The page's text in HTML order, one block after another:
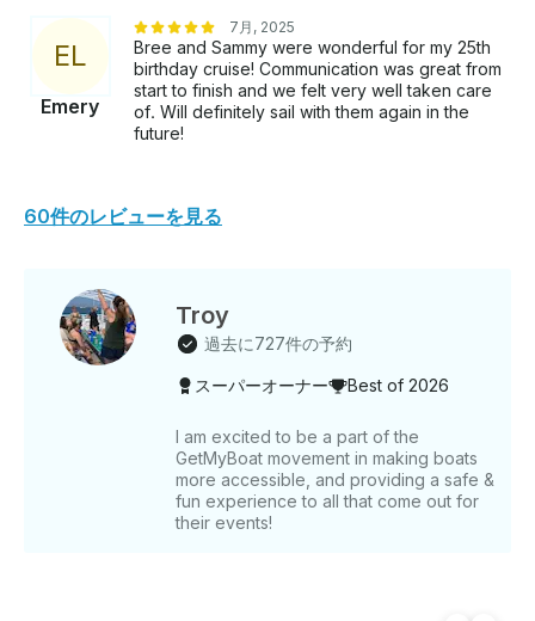
EL
Emery
7月, 2025
Bree and Sammy were wonderful for my 25th
birthday cruise! Communication was great from
start to finish and we felt very well taken care
of. Will definitely sail with them again in the
future!
60件のレビューを見る
Troy
過去に727件の予約
スーパーオーナー Best of 2026
I am excited to be a part of the
GetMyBoat movement in making boats
more accessible, and providing a safe &
fun experience to all that come out for
their events!